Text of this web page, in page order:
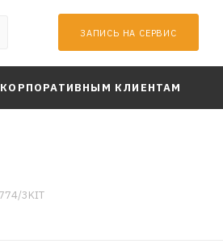
ЗАПИСЬ НА СЕРВИС
КОРПОРАТИВНЫМ КЛИЕНТАМ
3KIT